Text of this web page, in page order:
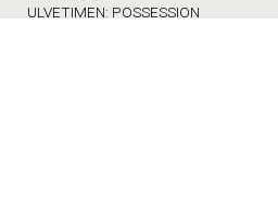
ULVETIMEN: POSSESSION